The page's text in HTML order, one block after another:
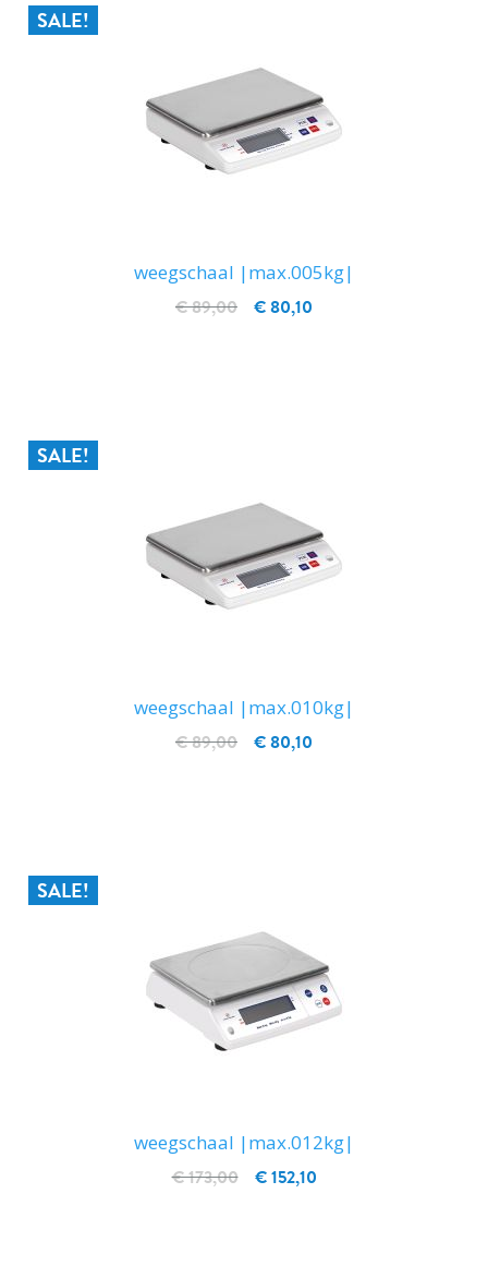
SALE!
weegschaal |max.005kg|
€ 80,10
€ 89,00
SALE!
weegschaal |max.010kg|
€ 80,10
€ 89,00
SALE!
weegschaal |max.012kg|
€ 152,10
€ 173,00